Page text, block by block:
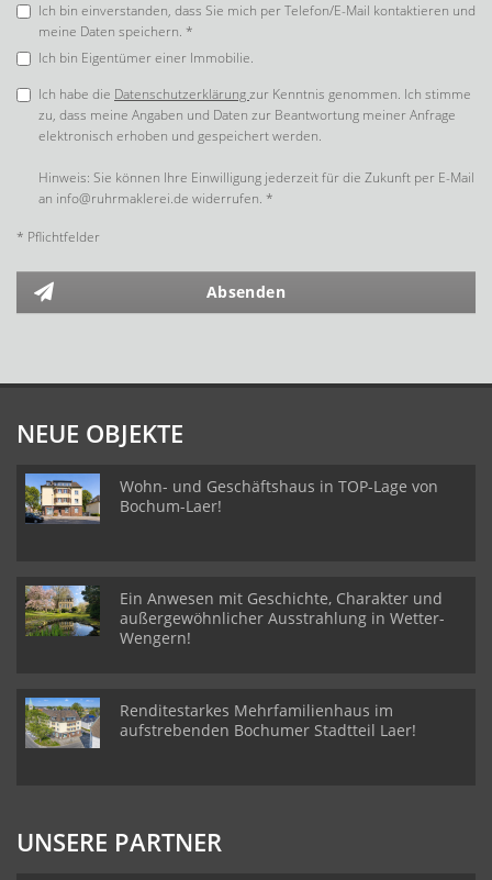
Ich bin einverstanden, dass Sie mich per Telefon/E-Mail kontaktieren und
meine Daten speichern. *
Ich bin Eigentümer einer Immobilie.
Ich habe die Datenschutzerklärungzur Kenntnis genommen. Ich stimme
zu, dass meine Angaben und Daten zur Beantwortung meiner Anfrage
elektronisch erhoben und gespeichert werden.
Hinweis: Sie können Ihre Einwilligung jederzeit für die Zukunft per E-Mail
an info@ruhrmaklerei.de widerrufen. *
* Pflichtfelder
Absenden
NEUE OBJEKTE
Wohn- und Geschäftshaus in TOP-Lage von
Bochum-Laer!
Ein Anwesen mit Geschichte, Charakter und
außergewöhnlicher Ausstrahlung in Wetter-
Wengern!
Renditestarkes Mehrfamilienhaus im
aufstrebenden Bochumer Stadtteil Laer!
UNSERE PARTNER